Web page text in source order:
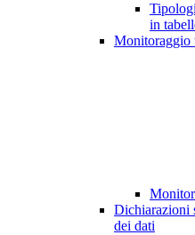
in
Monitoraggio
Dichiarazioni
dei dati